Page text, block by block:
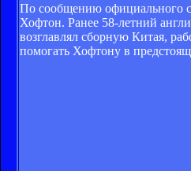
По сообщению официального
Хофтон. Ранее 58-летний
возглавлял сборную Китая,
помогать Хофтону в